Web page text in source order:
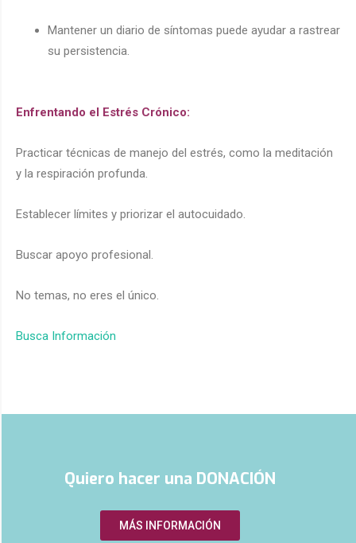
Mantener un diario de síntomas puede ayudar a rastrear
su persistencia.
Enfrentando el Estrés Crónico:
Practicar técnicas de manejo del estrés, como la meditación
y la respiración profunda.
Establecer límites y priorizar el autocuidado.
Buscar apoyo profesional.
No temas, no eres el único.
Busca Información
Quiero hacer una DONACIÓN
MÁS INFORMACIÓN